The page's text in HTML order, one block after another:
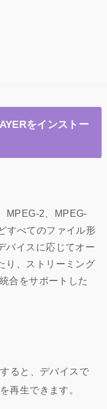
をインストー
MPEG-2、MPEG-
すべてのファイル形
バイスに応じてオー
り、ストリーミング
合をサポートした
ると、デバイスで
再生できます。